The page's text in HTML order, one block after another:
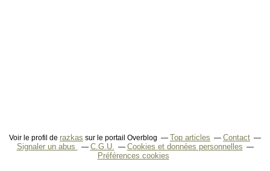
Voir le profil de razkas sur le portail Overblog Top articles
Contact
Signaler un abus
C.G.U.
Cookies et données personnelles
Préférences cookies